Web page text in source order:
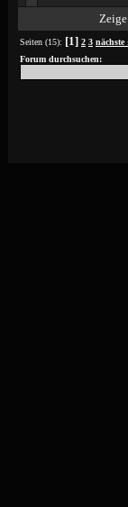
Seiten (15): [1] 2 3 nächste
Forum durchsuchen: